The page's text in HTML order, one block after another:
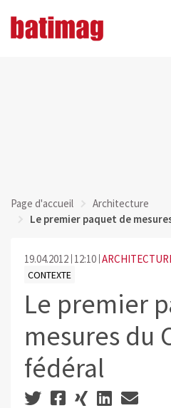
Page d'accueil
Architecture
Le premier paquet de
19.04.2012 12:10
CONTEXTE
Le premier
mesures du
fédéral